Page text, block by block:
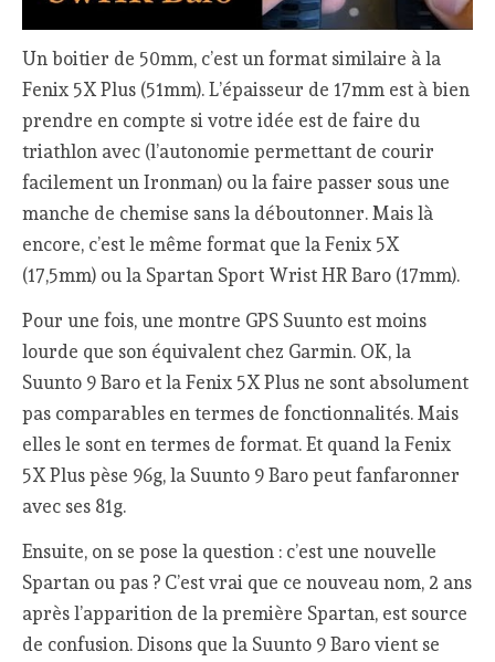
Un boitier de 50mm, c’est un format similaire à la
Fenix 5X Plus (51mm). L’épaisseur de 17mm est à bien
prendre en compte si votre idée est de faire du
triathlon avec (l’autonomie permettant de courir
facilement un Ironman) ou la faire passer sous une
manche de chemise sans la déboutonner. Mais là
encore, c’est le même format que la Fenix 5X
(17,5mm) ou la Spartan Sport Wrist HR Baro (17mm).
Pour une fois, une montre GPS Suunto est moins
lourde que son équivalent chez Garmin. OK, la
Suunto 9 Baro et la Fenix 5X Plus ne sont absolument
pas comparables en termes de fonctionnalités. Mais
elles le sont en termes de format. Et quand la Fenix
5X Plus pèse 96g, la Suunto 9 Baro peut fanfaronner
avec ses 81g.
Ensuite, on se pose la question : c’est une nouvelle
Spartan ou pas ? C’est vrai que ce nouveau nom, 2 ans
après l’apparition de la première Spartan, est source
de confusion. Disons que la Suunto 9 Baro vient se